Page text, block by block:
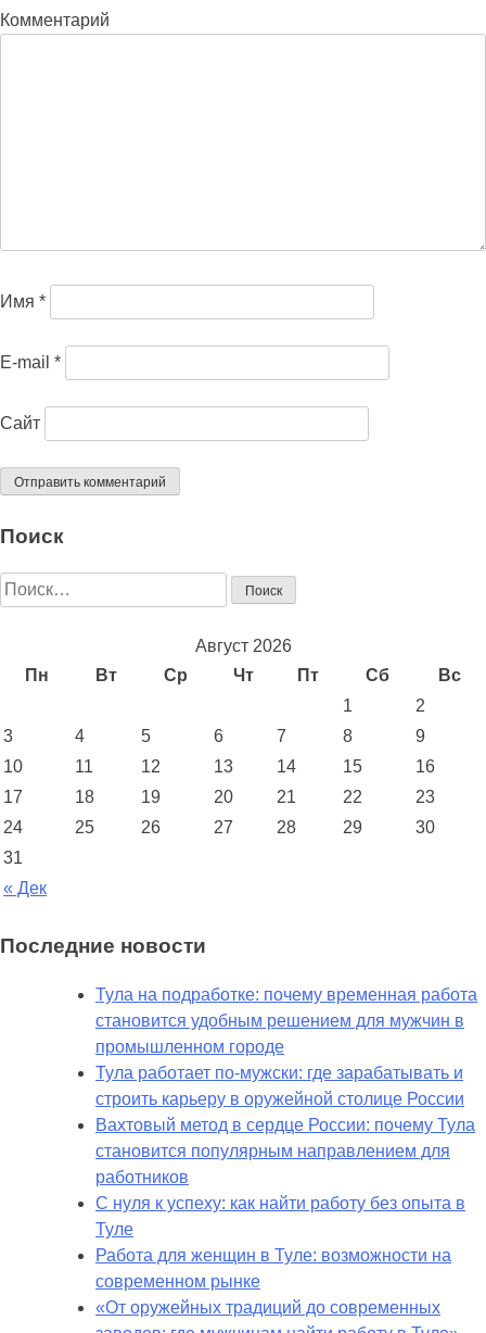
Комментарий
Имя *
E-mail *
Сайт
Поиск
Найти:
Август 2026
Пн
Вт Ср Чт Пт Сб Вс
« Дек
1
2
3
4 5 6 7 8
9
10
11 12 13 14 15
16
17
18 19 20 21 22
23
24
25 26 27 28 29
30
31
Последние новости
Тула на подработке: почему временная работа
становится удобным решением для мужчин в
промышленном городе
Тула работает по-мужски: где зарабатывать и
строить карьеру в оружейной столице России
Вахтовый метод в сердце России: почему Тула
становится популярным направлением для
работников
С нуля к успеху: как найти работу без опыта в
Туле
Работа для женщин в Туле: возможности на
современном рынке
«От оружейных традиций до современных